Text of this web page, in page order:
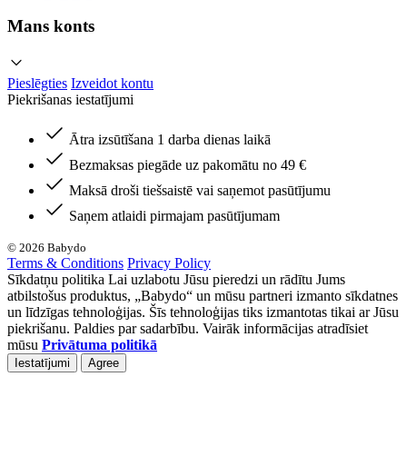
Mans konts
Pieslēgties Izveidot kontu
Piekrišanas iestatījumi
Ātra izsūtīšana 1 darba dienas laikā
Bezmaksas piegāde uz pakomātu no 49 €
Maksā droši tiešsaistē vai saņemot pasūtījumu
Saņem atlaidi pirmajam pasūtījumam
© 2026 Babydo
Terms & Conditions Privacy Policy
Sīkdatņu politika Lai uzlabotu Jūsu pieredzi un rādītu Jums
atbilstošus produktus, „Babydo“ un mūsu partneri izmanto sīkdatnes
un līdzīgas tehnoloģijas. Šīs tehnoloģijas tiks izmantotas tikai ar Jūsu
piekrišanu. Paldies par sadarbību. Vairāk informācijas atradīsiet
mūsu Privātuma politikā
Iestatījumi Agree